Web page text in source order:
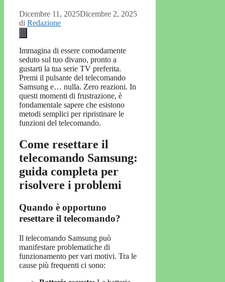
Dicembre 11, 2025Dicembre 2, 2025
di Redazione
Immagina di essere comodamente
seduto sul tuo divano, pronto a
gustarti la tua serie TV preferita.
Premi il pulsante del telecomando
Samsung e… nulla. Zero reazioni. In
questi momenti di frustrazione, è
fondamentale sapere che esistono
metodi semplici per ripristinare le
funzioni del telecomando.
Come resettare il
telecomando Samsung:
guida completa per
risolvere i problemi
Quando è opportuno
resettare il telecomando?
Il telecomando Samsung può
manifestare problematiche di
funzionamento per vari motivi. Tra le
cause più frequenti ci sono: